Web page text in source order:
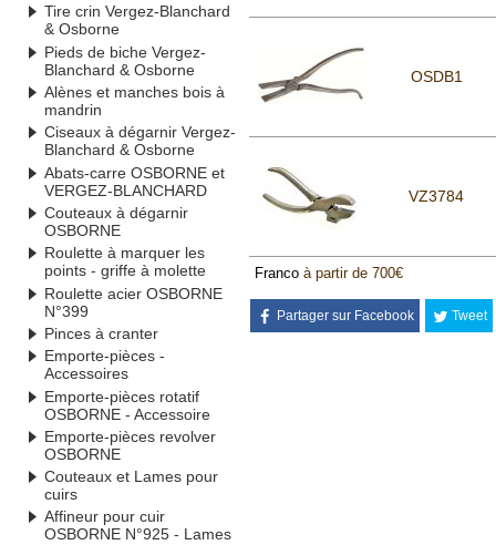
Tire crin Vergez-Blanchard
& Osborne
Pieds de biche Vergez-
Blanchard & Osborne
Alènes et manches bois à
mandrin
Ciseaux à dégarnir Vergez-
Blanchard & Osborne
Abats-carre OSBORNE et
VERGEZ-BLANCHARD
Couteaux à dégarnir
OSBORNE
Roulette à marquer les
points - griffe à molette
Roulette acier OSBORNE
N°399
Pinces à cranter
Emporte-pièces -
Accessoires
Emporte-pièces rotatif
OSBORNE - Accessoire
Emporte-pièces revolver
OSBORNE
Couteaux et Lames pour
cuirs
Affineur pour cuir
OSBORNE N°925 - Lames
OSDB1
VZ3784
Franco à partir de 700€
Partager sur Facebook Tweet